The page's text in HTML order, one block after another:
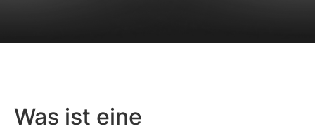
Was ist eine